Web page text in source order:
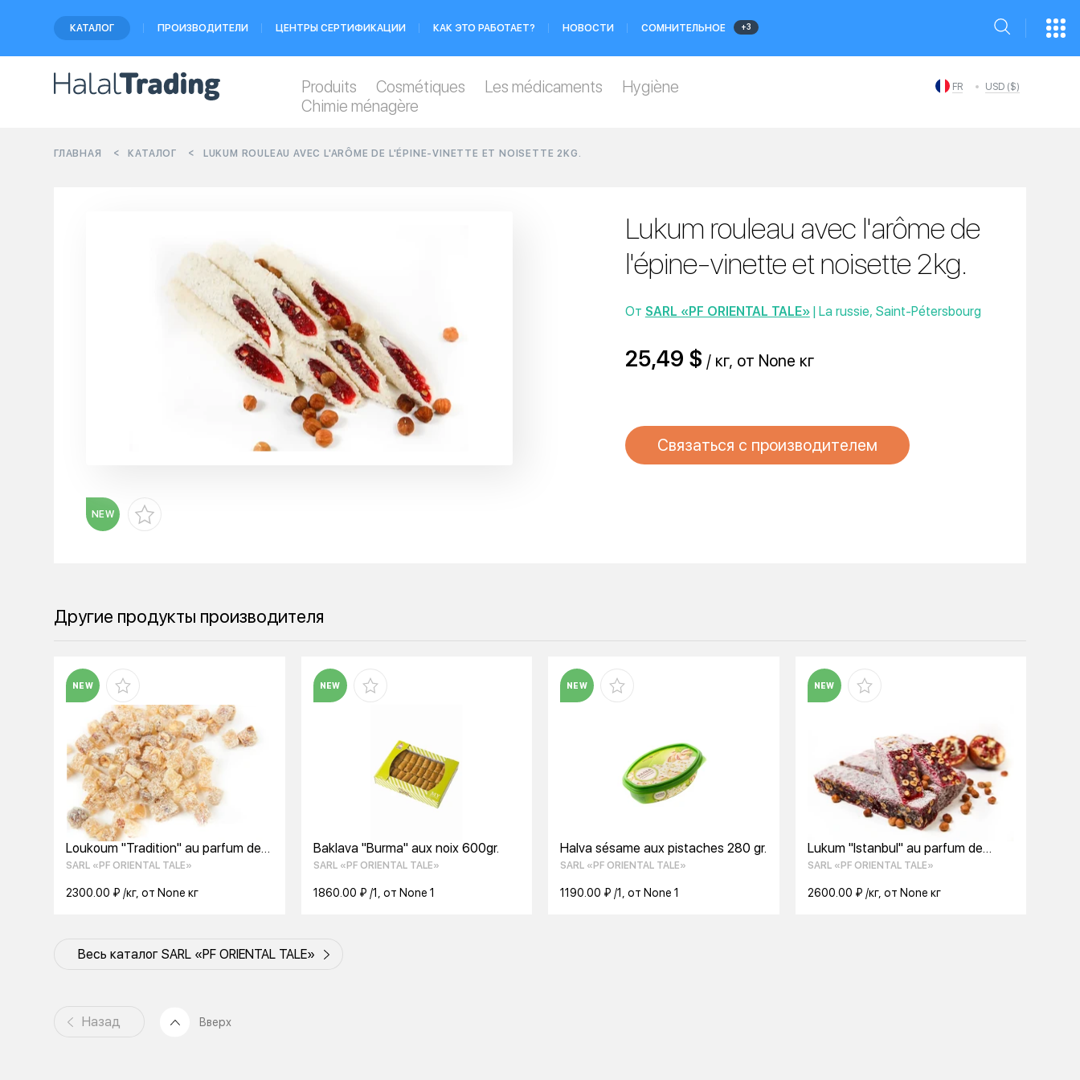
КАТАЛОГ ПРОИЗВОДИТЕЛИ ЦЕНТРЫ СЕРТИФИКАЦИИ КАК ЭТО РАБОТАЕТ? НОВОСТИ СОМНИТЕЛЬНОЕ +3
USD ($)
FR
Produits Cosmétiques Les médicaments
Hygiène
Chimie ménagère
ГЛАВНАЯ КАТАЛОГ LUKUM ROULEAU AVEC L'ARÔME DE L'ÉPINE-VINETTE ET NOISETTE 2KG.
NEW
Lukum rouleau avec l'arôme de
l'épine-vinette et noisette 2kg.
От SARL «PF ORIENTAL TALE»| La russie, Saint-Pétersbourg
25,49 $ / кг, от None кг
Связаться с производителем
Другие продукты производителя
NEW
Loukoum "Tradition" au parfum de
vanille et de noisette 2kg.
SARL «PF ORIENTAL TALE»
2300.00 ₽ /кг, от None кг
NEW
Baklava "Burma" aux noix 600gr.
SARL «PF ORIENTAL TALE»
1860.00 ₽ /1, от None 1
NEW
Halva sésame aux pistaches 280 gr.
SARL «PF ORIENTAL TALE»
1190.00 ₽ /1, от None 1
NEW
Lukum "Istanbul" au parfum de
Grenade et de noisette
SARL «PF ORIENTAL TALE»
2600.00 ₽ /кг, от None кг
Весь каталог SARL «PF ORIENTAL TALE»
Назад Вверх